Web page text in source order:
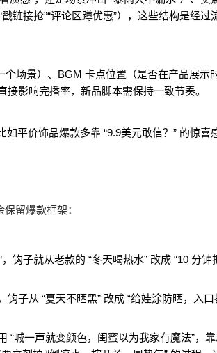
链接抢”“评论区蹲优惠”），这些结构是经过
场景）、BGM 卡点位置（是否在产品展示
影响完播率，新品脚本需保持一致节奏。
平价饰品爆款多靠 “9.9美元敢信？” 的惊喜
留爆款框架：
钩子就从老款的 “冬天喝热水” 改成 “10 分钟
子从 “夏天不晒黑” 改成 “给娃涂防晒，入口
“喊一声就变颜色，闺蜜以为我家有魔法”，